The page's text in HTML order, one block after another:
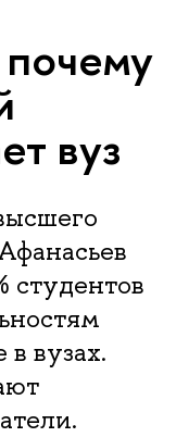
вуз
студентов
вузах.